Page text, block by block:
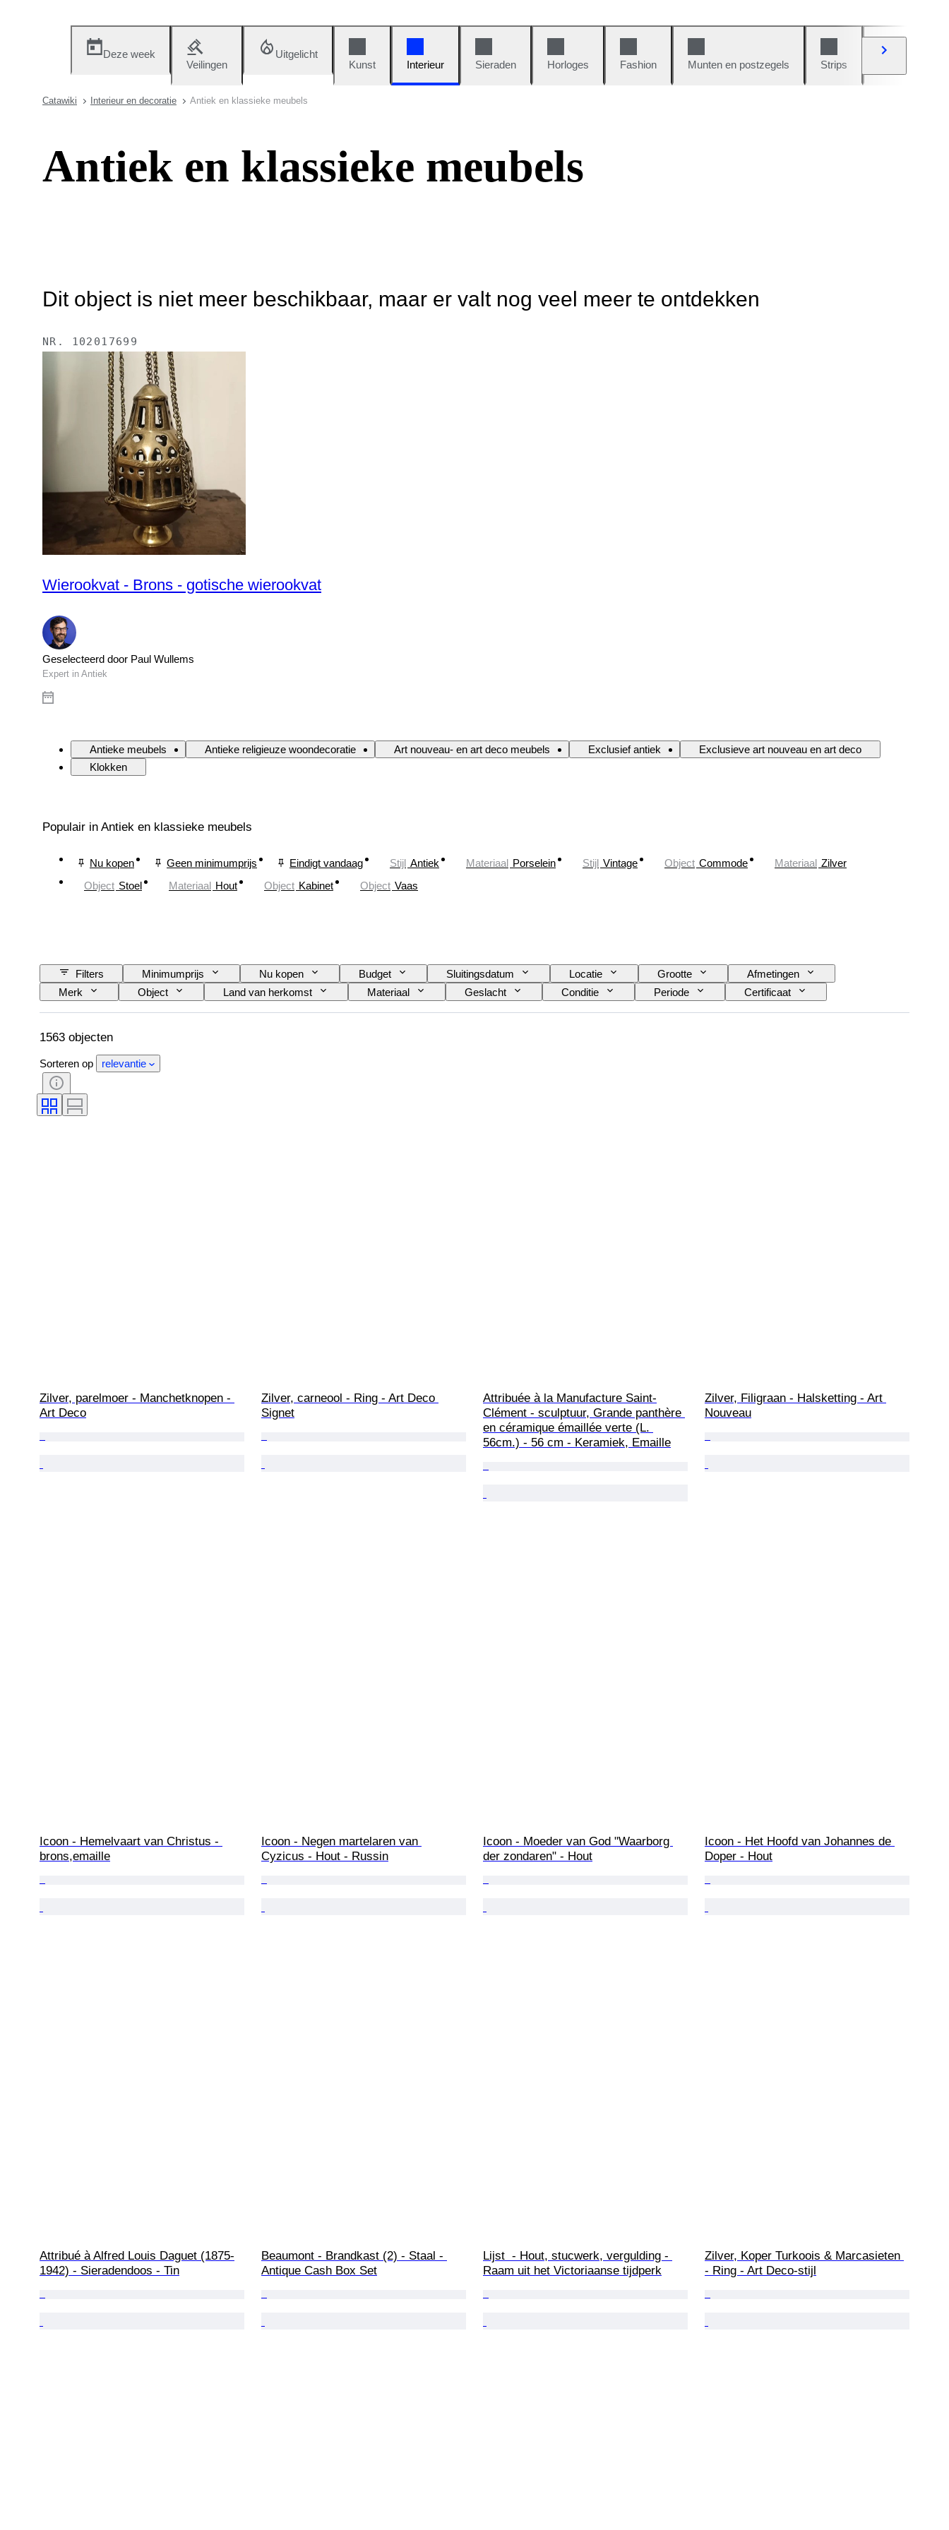
Deze week
Veilingen
Uitgelicht
Kunst
Interieur Sieraden Horloges Fashion Munten en postzegels Strips
Catawiki Interieur en decoratie Antiek en klassieke meubels
Antiek en klassieke meubels
Dit object is niet meer beschikbaar, maar er valt nog veel meer te ontdekken
NR. 102017699
Wierookvat - Brons - gotische wierookvat
Geselecteerd door Paul Wullems
Expert in Antiek
Antieke meubels Antieke religieuze woondecoratie Art nouveau- en art deco meubels Exclusief antiek
Exclusieve art nouveau en art deco
Klokken
Populair in Antiek en klassieke meubels
Nu kopen Geen minimumprijs Eindigt vandaag Stijl Antiek Materiaal Porselein Stijl Vintage Object Commode Materiaal Zilver
Object Stoel Materiaal Hout Object Kabinet Object Vaas
Filters Minimumprijs Nu kopen Budget Sluitingsdatum Locatie Grootte
Afmetingen
Merk
Object Land van herkomst Materiaal Geslacht Conditie Periode
Certificaat
Onderwerp
Stijl Handtekening Kleur Horloge uurwerk Slag Type klok
Gangreserve
1563 objecten
Sorteren op relevantie
Zilver, parelmoer - Manchetknopen -
Art Deco
Zilver, carneool - Ring - Art Deco
Signet
Attribuée à la Manufacture Saint-
Clément - sculptuur, Grande panthère
en céramique émaillée verte (L.
56cm.) - 56 cm - Keramiek, Emaille
Zilver, Filigraan - Halsketting - Art
Nouveau
Icoon - Hemelvaart van Christus -
brons,emaille
Icoon - Negen martelaren van
Cyzicus - Hout - Russin
Icoon - Moeder van God "Waarborg
der zondaren" - Hout
Icoon - Het Hoofd van Johannes de
Doper - Hout
Attribué à Alfred Louis Daguet (1875-
1942) - Sieradendoos - Tin
Beaumont - Brandkast (2) - Staal -
Antique Cash Box Set
Lijst  - Hout, stucwerk, vergulding -
Raam uit het Victoriaanse tijdperk
Zilver, Koper Turkoois & Marcasieten
- Ring - Art Deco-stijl